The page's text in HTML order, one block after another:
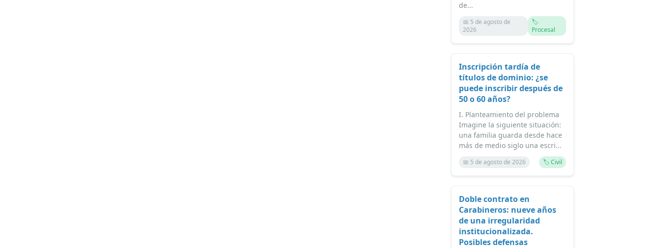
de...
📅 5 de agosto de
2026
🏷️
Procesal
Inscripción tardía de
títulos de dominio: ¿se
puede inscribir después de
50 o 60 años?
I. Planteamiento del problema
Imagine la siguiente situación:
una familia guarda desde hace
más de medio siglo una escri...
📅 5 de agosto de 2026 🏷️ Civil
Doble contrato en
Carabineros: nueve años
de una irregularidad
institucionalizada.
Posibles defensas